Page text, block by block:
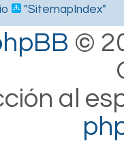
"SitemapIndex"
©
al